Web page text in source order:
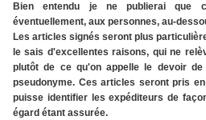
Bien entendu je ne publierai que
éventuellement, aux personnes, au-
Les articles signés seront plus
le sais d'excellentes raisons, qui ne
plutôt de ce qu'on appelle le devoir
pseudonyme. Ces articles seront pris
puisse identifier les expéditeurs de
égard étant assurée.